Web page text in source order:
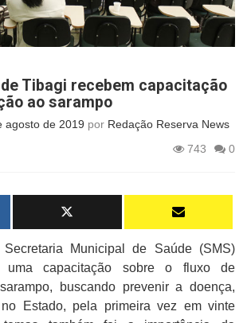
Tibagi recebem capacitação
ao sarampo
agosto de 2019 por Redação Reserva News
743
0
Secretaria Municipal de Saúde (SMS)
uma capacitação sobre o fluxo de
buscando prevenir a doença,
Estado, pela primeira vez em vinte